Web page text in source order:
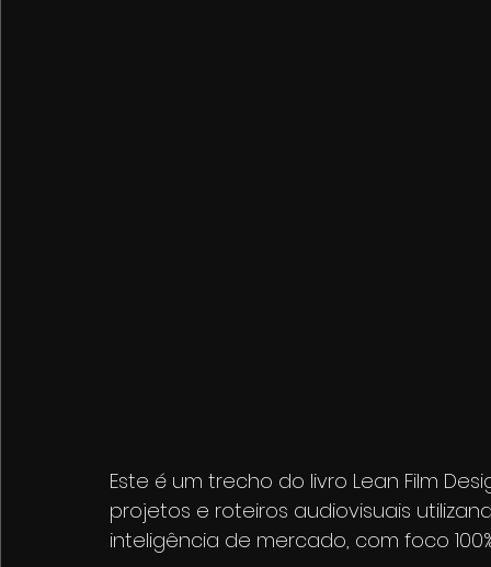
Este é um trecho do livro Lean Film
projetos e roteiros audiovisuais
inteligência de mercado, com foco